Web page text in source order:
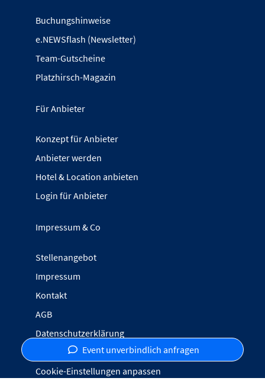
Event unverbindlich anfragen
Buchungshinweise
e.NEWSflash (Newsletter)
Team-Gutscheine
Platzhirsch-Magazin
Für Anbieter
Konzept für Anbieter
Anbieter werden
Hotel & Location anbieten
Login für Anbieter
Impressum & Co
Stellenangebot
Impressum
Kontakt
AGB
Datenschutzerklärung
Inhalte melden
Cookie-Einstellungen anpassen